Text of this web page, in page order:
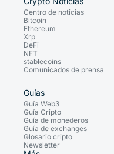
Centro de noticias
Bitcoin
Ethereum
Xrp
DeFi
NFT
stablecoins
Comunicados de prensa
Guías
Guía Web3
Guía Cripto
Guía de monederos
Guía de exchanges
Glosario cripto
Newsletter